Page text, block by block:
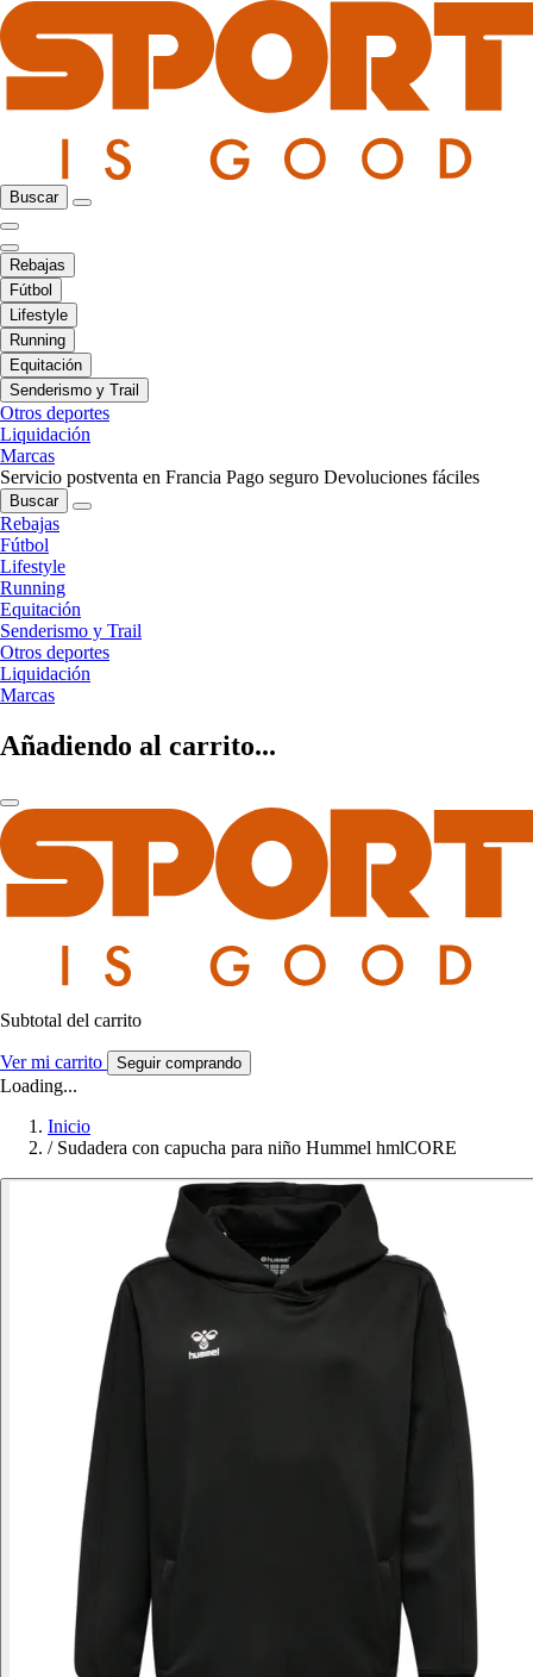
Buscar
Rebajas
Fútbol
Lifestyle
Running
Equitación
Senderismo y Trail
Otros deportes
Liquidación
Marcas
Servicio postventa en Francia Pago seguro Devoluciones fáciles
Buscar
Rebajas
Fútbol
Lifestyle
Running
Equitación
Senderismo y Trail
Otros deportes
Liquidación
Marcas
Añadiendo al carrito...
Subtotal del carrito
Ver mi carrito Seguir comprando
Loading...
Inicio
/ Sudadera con capucha para niño Hummel hmlCORE